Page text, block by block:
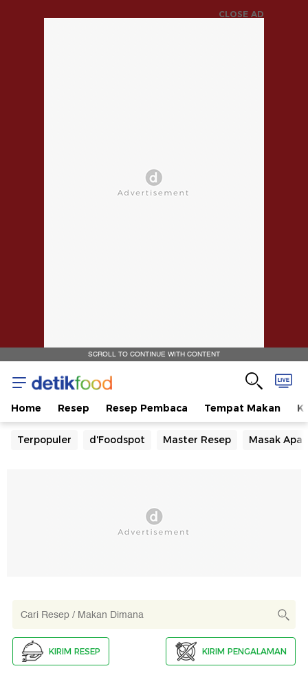
CLOSE AD
SCROLL TO CONTINUE WITH CONTENT
Home Resep Resep Pembaca Tempat Makan
Terpopuler d'Foodspot Master Resep Masak Apa
KIRIM RESEP KIRIM PENGALAMAN